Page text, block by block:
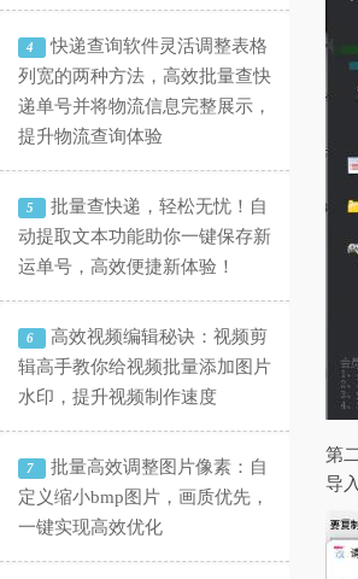
4
快递查询软件灵活调整表格
列宽的两种方法，高效批量查快
递单号并将物流信息完整展示，
提升物流查询体验
5
批量查快递，轻松无忧！自
动提取文本功能助你一键保存新
运单号，高效便捷新体验！
6
高效视频编辑秘诀：视频剪
辑高手教你给视频批量添加图片
水印，提升视频制作速度
7
批量高效调整图片像素：自
定义缩小bmp图片，画质优先，
一键实现高效优化
第
导